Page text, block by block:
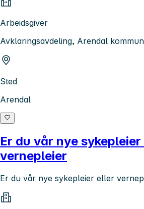
Arbeidsgiver
Avklaringsavdeling, Arendal
Sted
Arendal
Er du vår nye
vernepleier
Er du vår nye sykepleier eller